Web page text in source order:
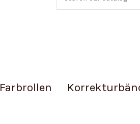
Farbrollen